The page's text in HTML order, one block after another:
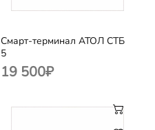
Смарт-терминал АТОЛ СТБ
5
19 500₽